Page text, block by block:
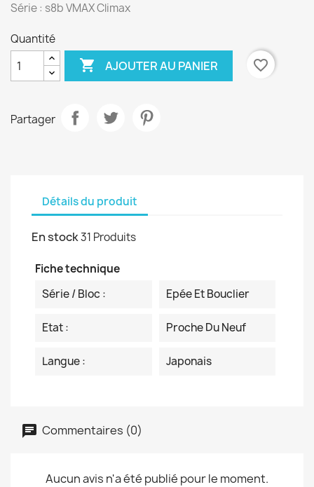
Série : s8b VMAX Climax
Quantité
 AJOUTER AU PANIER favorite_border
Partager
Détails du produit
En stock31 Produits
Fiche technique
Série / Bloc :
Epée Et Bouclier
Etat : Proche Du Neuf
Langue : Japonais
Commentaires (0)
Aucun avis n'a été publié pour le moment.